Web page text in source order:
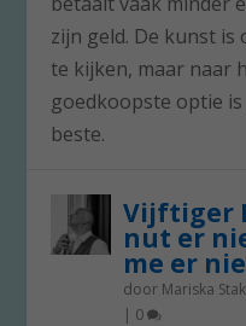
zijn geld. De kunst is
te kijken, maar naar
goedkoopste optie
beste.
Vijftiger
nut er
me er
door Mariska
| 0